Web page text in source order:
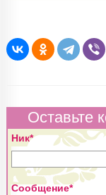
Оставьте
Ник*
Сообщение*